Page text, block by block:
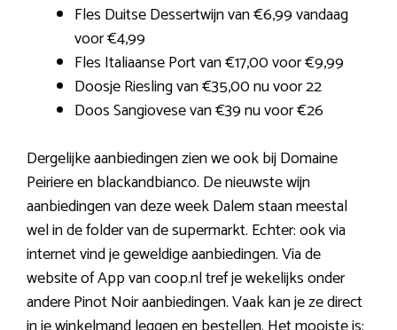
Fles Duitse Dessertwijn van €6,99 vandaag
voor €4,99
Fles Italiaanse Port van €17,00 voor €9,99
Doosje Riesling van €35,00 nu voor 22
Doos Sangiovese van €39 nu voor €26
Dergelijke aanbiedingen zien we ook bij Domaine
Peiriere en blackandbianco. De nieuwste wijn
aanbiedingen van deze week Dalem staan meestal
wel in de folder van de supermarkt. Echter: ook via
internet vind je geweldige aanbiedingen. Via de
website of App van coop.nl tref je wekelijks onder
andere Pinot Noir aanbiedingen. Vaak kan je ze direct